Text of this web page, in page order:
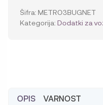
mrežasta
zaščita
Šifra: METRO3BUGNET
Kategorija: Dodatki za
OPIS VARNOST